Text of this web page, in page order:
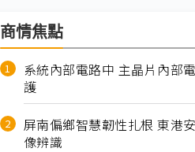
商情焦點
系統內部電路中 主晶片內部
護
屏南偏鄉智慧韌性扎根 東港
像辨識